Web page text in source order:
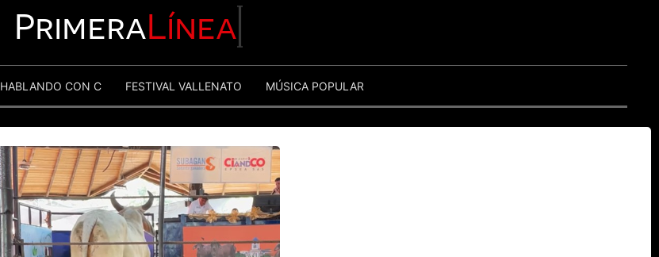
PrimeraLínea
HABLANDO CON C FESTIVAL VALLENATO MÚSICA POPULAR